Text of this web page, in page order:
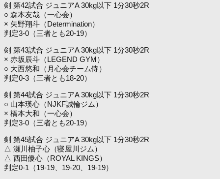
剣 第42試合 ジュニアA 30kg以下 1分30秒2R
○ 森本友哉（一心会）
× 矢野翔斗（Determination）
判定3-0（三者とも20-19）
剣 第43試合 ジュニアA 30kg以下 1分30秒2R
× 赤坂辰斗（LEGEND GYM）
○ 大西悠和（月心会チーム侍）
判定0-3（三者とも18-20）
剣 第44試合 ジュニアA 30kg以下 1分30秒2R
○ 山本瑛心（NJKF誠輪ジム）
× 橋本大和（一心会）
判定3-0（三者とも20-19）
剣 第45試合 ジュニアA 30kg以下 1分30秒2R
△ 瀬川柚子心（寝屋川ジム）
△ 西田優心（ROYAL KINGS）
判定0-1（19-19、19-20、19-19）